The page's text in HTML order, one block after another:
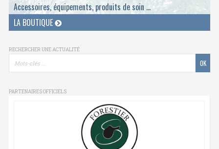
Accessoires, équipements, produits de soin ...
LA BOUTIQUE
RECHERCHER UNE ACTUALITÉ
PARTENAIRES OFFICIELS